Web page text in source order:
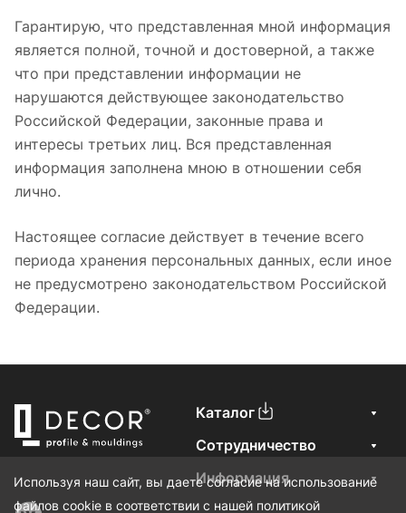
Гарантирую, что представленная мной информация
является полной, точной и достоверной, а также
что при представлении информации не
нарушаются действующее законодательство
Российской Федерации, законные права и
интересы третьих лиц. Вся представленная
информация заполнена мною в отношении себя
лично.
Настоящее согласие действует в течение всего
периода хранения персональных данных, если иное
не предусмотрено законодательством Российской
Федерации.
Используя наш сайт, вы даете согласие на использование
файлов cookie в соответствии с нашей политикой
Каталог
Сотрудничество
Информация